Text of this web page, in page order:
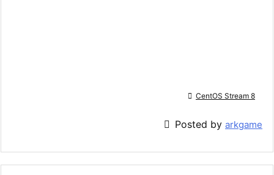
 CentOS Stream 8
 Posted by arkgame